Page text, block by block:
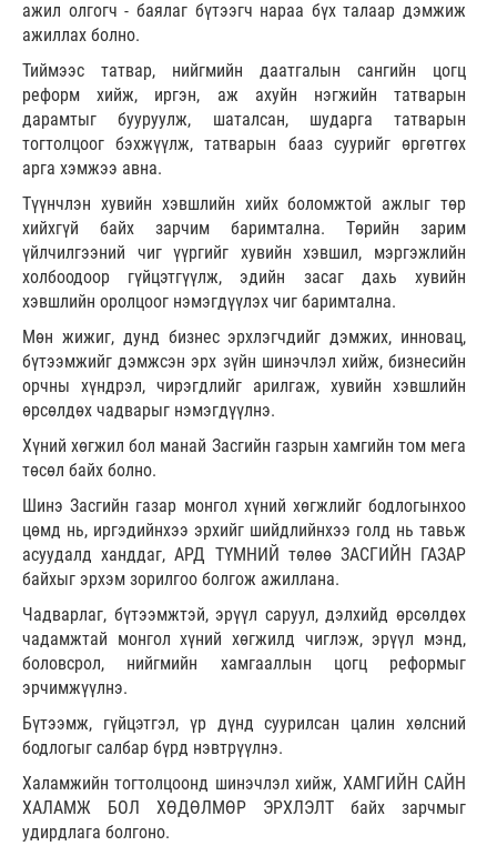
ажил олгогч - баялаг бүтээгч нараа бүх талаар дэмжиж
ажиллах болно.
Тиймээс татвар, нийгмийн даатгалын сангийн цогц
реформ хийж, иргэн, аж ахуйн нэгжийн татварын
дарамтыг бууруулж, шаталсан, шударга татварын
тогтолцоог бэхжүүлж, татварын бааз суурийг өргөтгөх
арга хэмжээ авна.
Түүнчлэн хувийн хэвшлийн хийх боломжтой ажлыг төр
хийхгүй байх зарчим баримтална. Төрийн зарим
үйлчилгээний чиг үүргийг хувийн хэвшил, мэргэжлийн
холбоодоор гүйцэтгүүлж, эдийн засаг дахь хувийн
хэвшлийн оролцоог нэмэгдүүлэх чиг баримтална.
Мөн жижиг, дунд бизнес эрхлэгчдийг дэмжих, инновац,
бүтээмжийг дэмжсэн эрх зүйн шинэчлэл хийж, бизнесийн
орчны хүндрэл, чирэгдлийг арилгаж, хувийн хэвшлийн
өрсөлдөх чадварыг нэмэгдүүлнэ.
Хүний хөгжил бол манай Засгийн газрын хамгийн том мега
төсөл байх болно.
Шинэ Засгийн газар монгол хүний хөгжлийг бодлогынхоо
цөмд нь, иргэдийнхээ эрхийг шийдлийнхээ голд нь тавьж
асуудалд ханддаг, АРД ТҮМНИЙ төлөө ЗАСГИЙН ГАЗАР
байхыг эрхэм зорилгоо болгож ажиллана.
Чадварлаг, бүтээмжтэй, эрүүл саруул, дэлхийд өрсөлдөх
чадамжтай монгол хүний хөгжилд чиглэж, эрүүл мэнд,
боловсрол, нийгмийн хамгааллын цогц реформыг
эрчимжүүлнэ.
Бүтээмж, гүйцэтгэл, үр дүнд суурилсан цалин хөлсний
бодлогыг салбар бүрд нэвтрүүлнэ.
Халамжийн тогтолцоонд шинэчлэл хийж, ХАМГИЙН САЙН
ХАЛАМЖ БОЛ ХӨДӨЛМӨР ЭРХЛЭЛТ байх зарчмыг
удирдлага болгоно.